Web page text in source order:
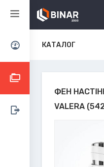
КАТАЛОГ
ФЕН
VALERA